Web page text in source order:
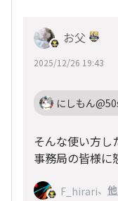
お父
2025/12/26 19:43
にしもん
そんな使い方し
事務局の皆様に
F_hirari、